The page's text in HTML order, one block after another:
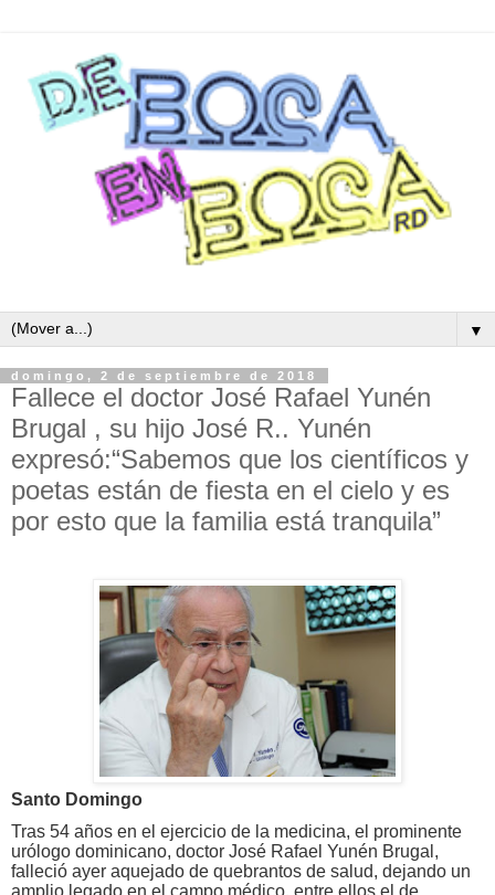
▼
domingo, 2 de septiembre de 2018
Fallece el doctor José Rafael Yunén
Brugal , su hijo José R.. Yunén
expresó:“Sabemos que los científicos y
poetas están de fiesta en el cielo y es
por esto que la familia está tranquila”
Santo Domingo
Tras 54 años en el ejercicio de la medicina, el prominente
urólogo dominicano, doctor José Rafael Yunén Brugal,
falleció ayer aquejado de quebrantos de salud, dejando un
amplio legado en el campo médico, entre ellos el de